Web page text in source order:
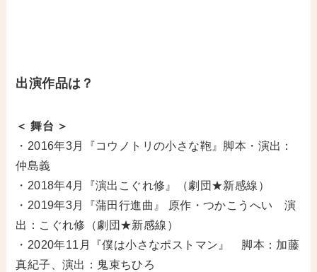
出演作品は？
＜ 舞台 ＞
・2016年3月『コウノトリの小さな鞄』脚本・演出：
仲島義
・2018年4月『演出こぐれ修』（劇団★新感線）
・2019年3月『蒲田行進曲』 原作・つかこうへい 演
出：こぐれ修（劇団★新感線）
・2020年11月『僕は小さなポストマン』 脚本：加藤
真紀子、演出：鬼束ちひろ